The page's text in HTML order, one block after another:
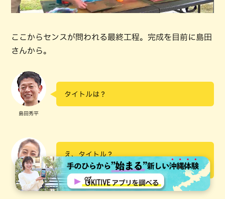
ここからセンスが問われる最終工程。完成を目前に島田
さんから。
島田秀平
タイトルは？
熊切あさ美
え、タイトル？
先にタイトル教えてください